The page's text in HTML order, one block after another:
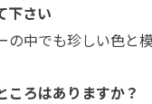
下さい
中でも珍しい色と模
ろはありますか？